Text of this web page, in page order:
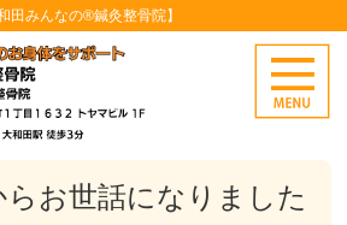
田みんなの®鍼灸整骨院】
らお世話になりました